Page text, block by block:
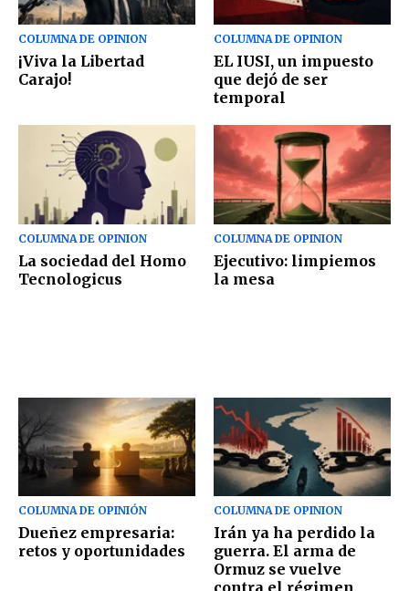
COLUMNA DE OPINION
¡Viva la Libertad
Carajo!
COLUMNA DE OPINION
EL IUSI, un impuesto
que dejó de ser
temporal
COLUMNA DE OPINION
La sociedad del Homo
Tecnologicus
COLUMNA DE OPINION
Ejecutivo: limpiemos
la mesa
COLUMNA DE OPINIÓN
Dueñez empresaria:
retos y oportunidades
COLUMNA DE OPINION
Irán ya ha perdido la
guerra. El arma de
Ormuz se vuelve